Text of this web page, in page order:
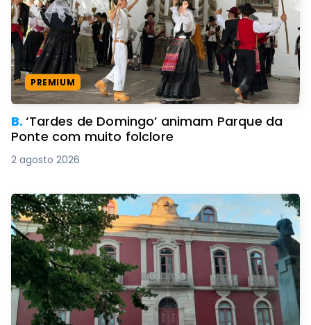
PREMIUM
B.‘Tardes de Domingo’ animam Parque da
Ponte com muito folclore
2 agosto 2026